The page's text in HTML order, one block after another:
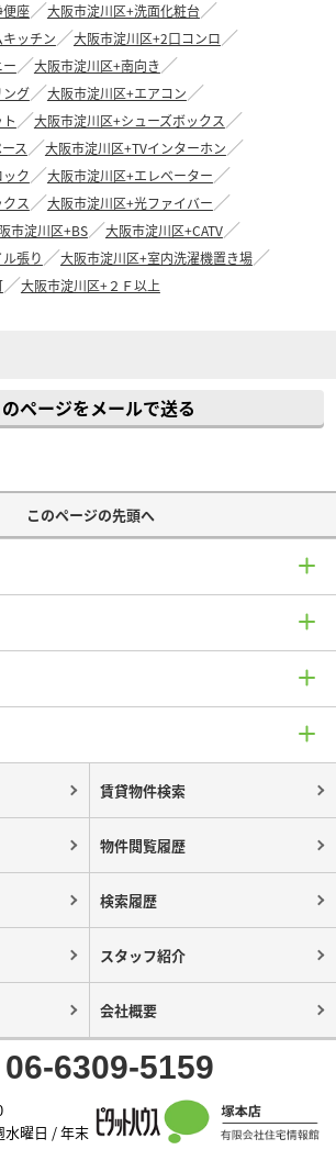
座
大阪市淀川区+洗面化粧台
ッチン
大阪市淀川区+2口コンロ
大阪市淀川区+南向き
グ
大阪市淀川区+エアコン
大阪市淀川区+シューズボックス
ス
大阪市淀川区+TVインターホン
ク
大阪市淀川区+エレベーター
ス
大阪市淀川区+光ファイバー
市淀川区+BS
大阪市淀川区+CATV
張り
大阪市淀川区+室内洗濯機置き場
大阪市淀川区+２Ｆ以上
ページをメールで送る
このページの先頭へ
賃貸物件検索
物件閲覧履歴
検索履歴
スタッフ紹介
会社概要
06-6309-5159
水曜日 / 年末